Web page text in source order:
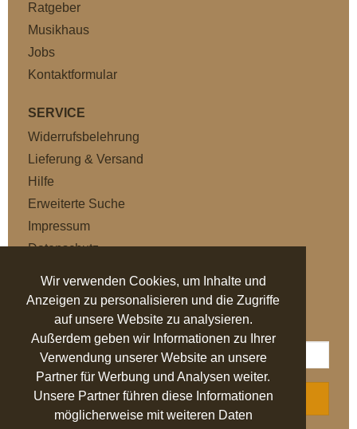
Wir verwenden Cookies, um Inhalte und
Anzeigen zu personalisieren und die Zugriffe
auf unsere Website zu analysieren.
Außerdem geben wir Informationen zu Ihrer
Verwendung unserer Website an unsere
Partner für Werbung und Analysen weiter.
Unsere Partner führen diese Informationen
möglicherweise mit weiteren Daten
Ratgeber
Musikhaus
Jobs
Kontaktformular
SERVICE
Widerrufsbelehrung
Lieferung & Versand
Hilfe
Erweiterte Suche
Impressum
Datenschutz
NEWSLETTER
ABONNIEREN